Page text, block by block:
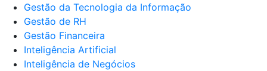
Gestão da Tecnologia da Informação
Gestão de RH
Gestão Financeira
Inteligência Artificial
Inteligência de Negócios